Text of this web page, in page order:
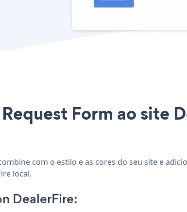
Form ao site
com o estilo e as cores do seu site e
local.
DealerFire: